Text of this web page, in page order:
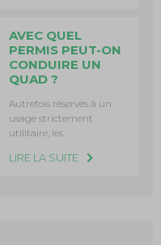
AVEC QUEL
PERMIS PEUT-ON
CONDUIRE UN
QUAD ?
Autrefois réservés à un
usage strictement
utilitaire, les
LIRE LA SUITE